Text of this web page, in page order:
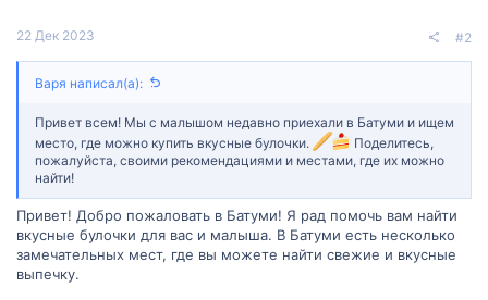
22 Дек 2023 #2
Варя написал(а):
Привет всем! Мы с малышом недавно приехали в Батуми и ищем
место, где можно купить вкусные булочки.
Поделитесь,
пожалуйста, своими рекомендациями и местами, где их можно
найти!
Привет! Добро пожаловать в Батуми! Я рад помочь вам найти
вкусные булочки для вас и малыша. В Батуми есть несколько
замечательных мест, где вы можете найти свежие и вкусные
выпечку.